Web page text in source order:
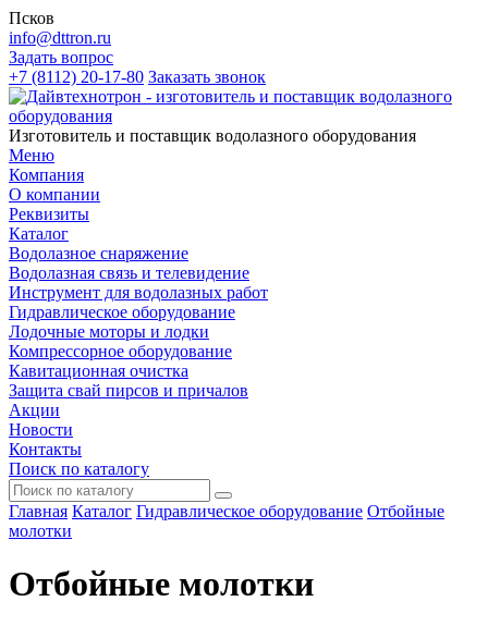
Псков
info@dttron.ru
Задать вопрос
+7 (8112) 20-17-80 Заказать звонок
Изготовитель и поставщик водолазного оборудования
Меню
Компания
О компании
Реквизиты
Каталог
Водолазное снаряжение
Водолазная связь и телевидение
Инструмент для водолазных работ
Гидравлическое оборудование
Лодочные моторы и лодки
Компрессорное оборудование
Кавитационная очистка
Защита свай пирсов и причалов
Акции
Новости
Контакты
Поиск по каталогу
Главная Каталог Гидравлическое оборудование Отбойные
молотки
Отбойные молотки